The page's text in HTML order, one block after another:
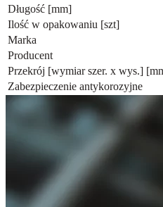
Długość [mm]
Ilość w opakowaniu [szt]
Marka
Producent
Przekrój [wymiar szer. x wys.]
Zabezpieczenie antykorozyjne